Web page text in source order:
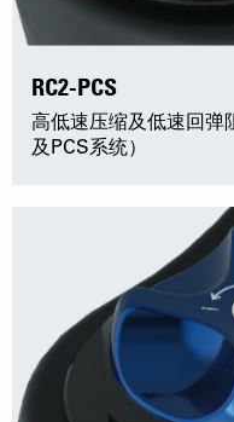
RC2-PCS
高低速压缩及低速回弹
及PCS系统）